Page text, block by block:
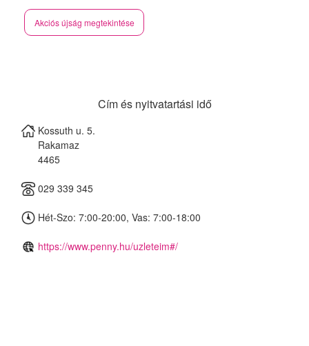
Akciós újság megtekintése
Cím és nyitvatartási idő
Kossuth u. 5.
Rakamaz
4465
029 339 345
Hét-Szo: 7:00-20:00, Vas: 7:00-18:00
https://www.penny.hu/uzleteim#/